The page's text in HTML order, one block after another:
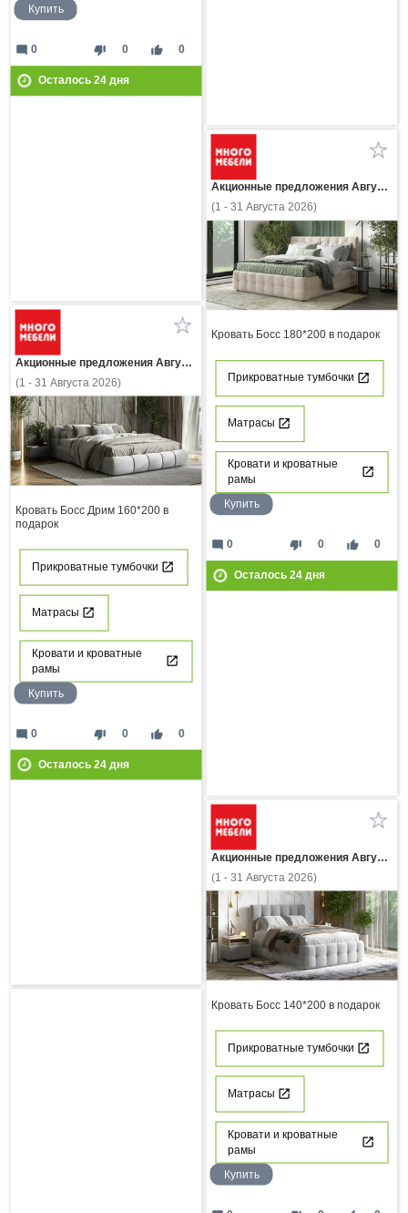
Купить
thumb_down 0 thumb_up 0
mode_comment 0
Осталось 24дня
Акционные предложения Августа
(1 - 31 Августа 2026)
Кровать Босс 180*200 в подарок
Прикроватные тумбочки
Матрасы
Кровати и кроватные
рамы
Купить
thumb_down 0 thumb_up 0
mode_comment 0
Осталось 24дня
Акционные предложения Августа
(1 - 31 Августа 2026)
Кровать Босс Дрим 160*200 в
подарок
Прикроватные тумбочки
Матрасы
Кровати и кроватные
рамы
Купить
thumb_down 0 thumb_up 0
mode_comment 0
Осталось 24дня
Акционные предложения Августа
(1 - 31 Августа 2026)
Кровать Босс 140*200 в подарок
Прикроватные тумбочки
Матрасы
Кровати и кроватные
рамы
Купить